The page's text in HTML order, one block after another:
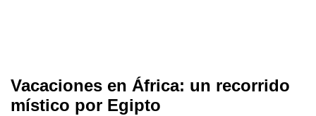
Vacaciones en África: un recorrido
místico por Egipto